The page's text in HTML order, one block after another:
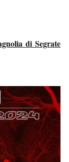
di Segrate